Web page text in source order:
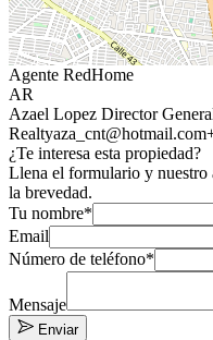
Agente RedHome
AR
Azael Lopez Director
Realtyaza_cnt@hotmail.com
¿Te interesa esta propiedad?
Llena el formulario y nuestro
la brevedad.
Tu nombre*
Email
Número de teléfono*
Mensaje
Enviar